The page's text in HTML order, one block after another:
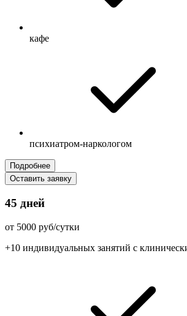
кафе
психиатром-наркологом
Подробнее
Оставить заявку
45 дней
от 5000 руб/сутки
+10 индивидуальных занятий с